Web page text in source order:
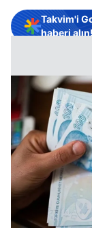
Takvim'i
haberi alın!